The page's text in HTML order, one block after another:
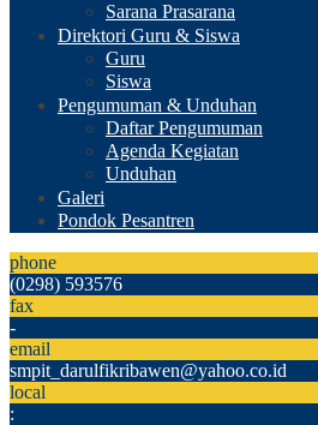
Sarana Prasarana
Direktori Guru & Siswa
Guru
Siswa
Pengumuman & Unduhan
Daftar Pengumuman
Agenda Kegiatan
Unduhan
Galeri
Pondok Pesantren
phone
(0298) 593576
fax
-
email
smpit_darulfikribawen@yahoo.co.id
local
: